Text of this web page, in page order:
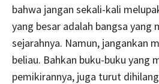
bahwa jangan sekali-kali
yang besar adalah bangsa yang
sejarahnya. Namun, jangankan
beliau. Bahkan buku-buku yang
pemikirannya, juga turut